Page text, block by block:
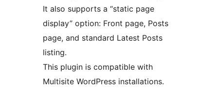
It also supports a “static page
display” option: Front page, Posts
page, and standard Latest Posts
listing.
This plugin is compatible with
Multisite WordPress installations.